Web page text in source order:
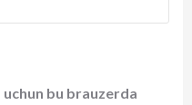
bu brauzerda